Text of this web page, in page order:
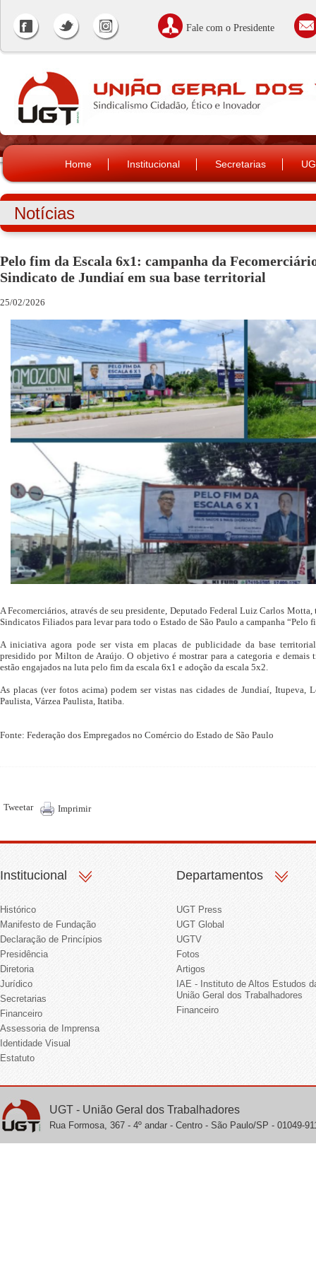
Fale com o Presidente
Home Institucional Secretarias
Notícias
Pelo fim da Escala 6x1: campanha da
Sindicato de Jundiaí em sua base territorial
25/02/2026
A Fecomerciários, através de seu presidente, Deputado Federal Luiz Carlos
Sindicatos Filiados para levar para todo o Estado de São Paulo a campanha “Pelo
A iniciativa agora pode ser vista em placas de publicidade da base
presidido por Milton de Araújo. O objetivo é mostrar para a categoria e demais
estão engajados na luta pelo fim da escala 6x1 e adoção da escala 5x2.
As placas (ver fotos acima) podem ser vistas nas cidades de Jundiaí, Itupeva,
Paulista, Várzea Paulista, Itatiba.
Fonte: Federação dos Empregados no Comércio do Estado de São Paulo
Tweetar Imprimir
Institucional
Histórico
Manifesto de Fundação
Declaração de Princípios
Presidência
Diretoria
Jurídico
Secretarias
Financeiro
Assessoria de Imprensa
Identidade Visual
Estatuto
Departamentos
UGT Press
UGT Global
UGTV
Fotos
Artigos
IAE - Instituto de Altos Estudos
União Geral dos Trabalhadores
Financeiro
UGT - União Geral dos Trabalhadores
Rua Formosa, 367 - 4º andar - Centro - São Paulo/SP - 01049-